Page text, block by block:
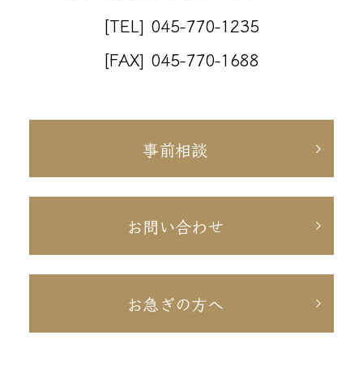
[TEL] 045-770-1235
[FAX] 045-770-1688
事前相談
お問い合わせ
お急ぎの方へ